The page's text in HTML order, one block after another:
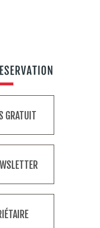
GRATUIT